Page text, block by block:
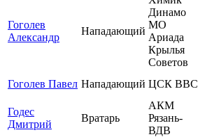
Гоголев
Александр
Нападающий
Динамо
МО
Ариада
Крылья
Советов
Гоголев Павел Нападающий ЦСК ВВС
Годес
Дмитрий
Вратарь
АКМ
Рязань-
ВДВ